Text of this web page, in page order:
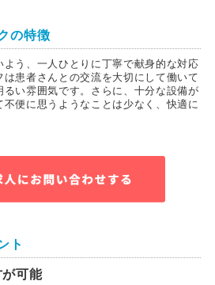
の特徴
う、一人ひとりに丁寧で献身的な対応
患者さんとの交流を大切にして働いて
い雰囲気です。さらに、十分な設備が
便に思うようなことは少なく、快適に
ト
可能